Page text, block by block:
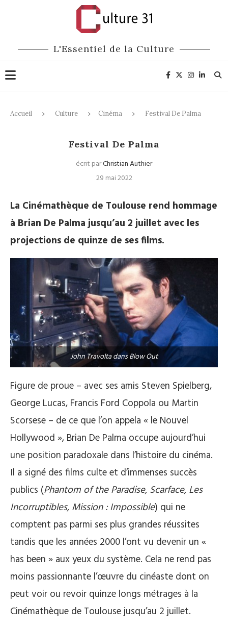
L'Essentiel de la Culture
Accueil Culture Cinéma Festival De Palma
Festival De Palma
écrit parChristian Authier
29 mai 2022
La Cinémathèque de Toulouse rend hommage
à Brian De Palma jusqu’au 2 juillet avec les
projections de quinze de ses films.
John Travolta dans Blow Out
Figure de proue – avec ses amis Steven Spielberg,
George Lucas, Francis Ford Coppola ou Martin
Scorsese – de ce que l’on appela « le Nouvel
Hollywood », Brian De Palma occupe aujourd’hui
une position paradoxale dans l’histoire du cinéma.
Il a signé des films culte et d’immenses succès
publics (Phantom of the Paradise, Scarface, Les
Incorruptibles, Mission : Impossible) qui ne
comptent pas parmi ses plus grandes réussites
tandis que les années 2000 l’ont vu devenir un «
has been » aux yeux du système. Cela ne rend pas
moins passionnante l’œuvre du cinéaste dont on
peut voir ou revoir quinze longs métrages à la
Cinémathèque de Toulouse jusqu’au 2 juillet.